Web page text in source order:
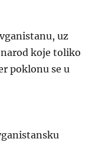
uz
koje toliko
poklonu se u